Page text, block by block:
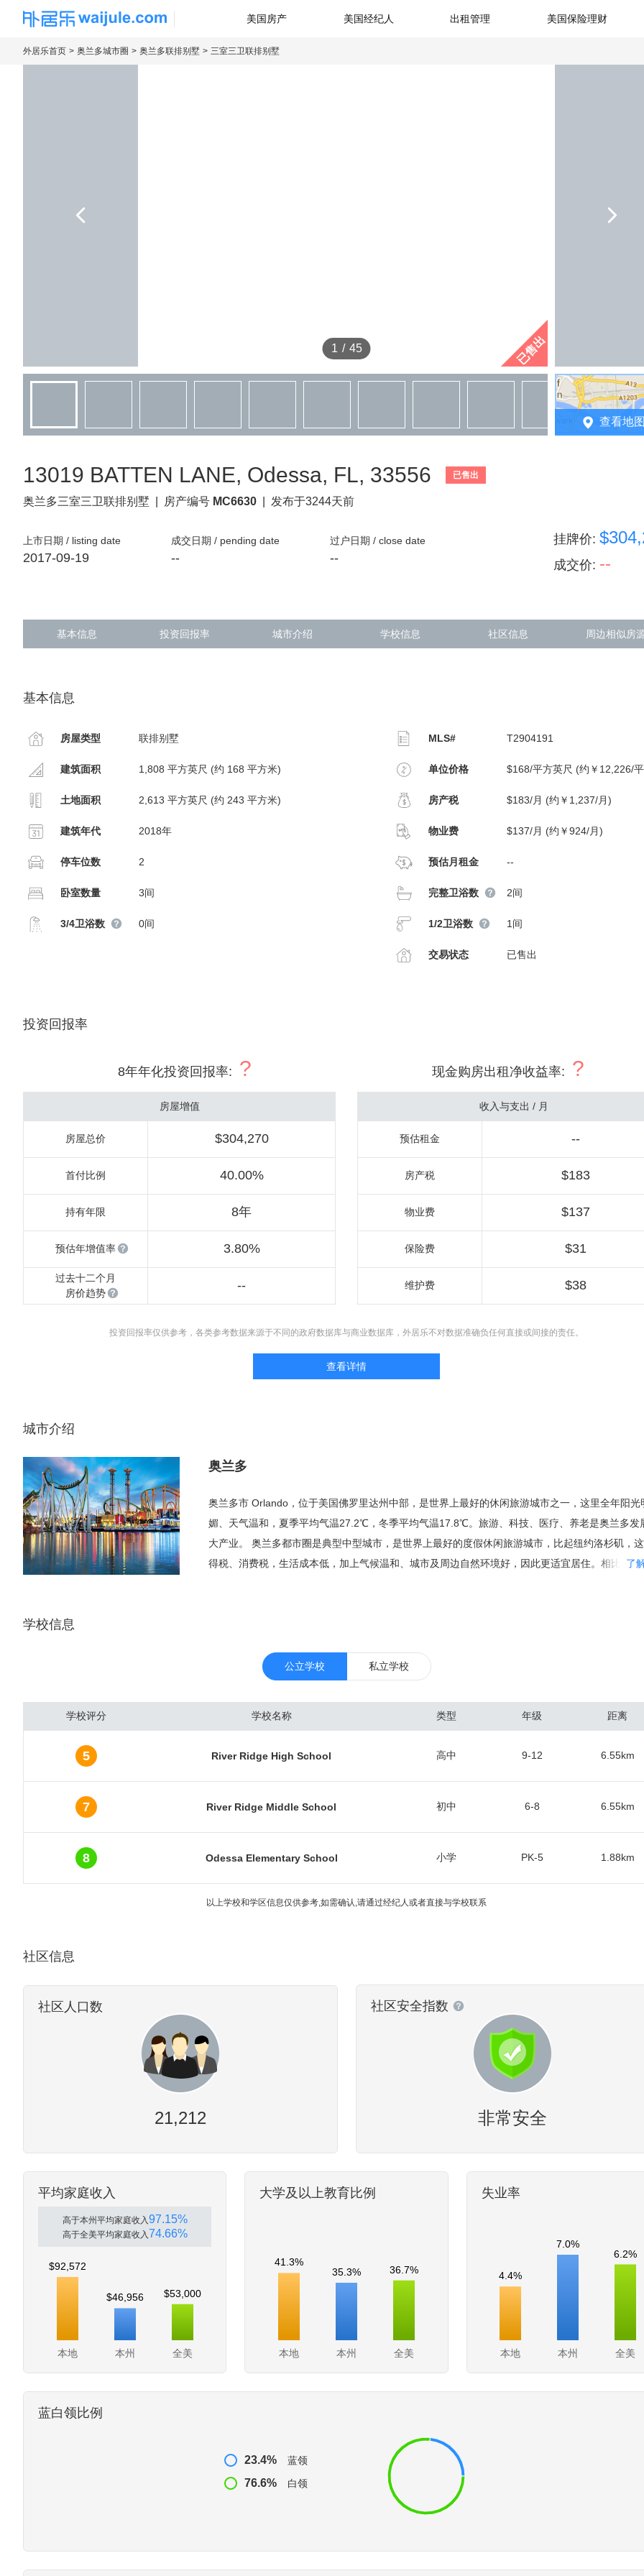
海外房产信息平台
美国房产 美国经纪人 出租管理 美国保险理财
外居乐首页 奥兰多城市圈 奥兰多联排别墅 三室三卫联排别墅
1 / 45 已售出
查看地
13019 BATTEN LANE, Odessa, FL, 33556 已售出
奥兰多三室三卫联排别墅 房产编号 MC6630 发布于3244天前
上市日期 / listing date
2017-09-19
成交日期 / pending date
--
过户日期 / close date
--
挂牌价:
成交价: --
基本信息 投资回报率 城市介绍 学校信息 社区信息 周边相似房
基本信息
房屋类型 联排别墅
建筑面积 1,808 平方英尺 (约 168 平方米)
土地面积 2,613 平方英尺 (约 243 平方米)
建筑年代 2018年
停车位数 2
卧室数量 3间
3/4卫浴数 0间
MLS# T2904191
单位价格 $168/平方英尺 (约￥12,226/
房产税 $183/月 (约￥1,237/月)
物业费 $137/月 (约￥924/月)
预估月租金 --
完整卫浴数 2间
1/2卫浴数 1间
交易状态 已售出
投资回报率
8年年化投资回报率: ? 现金购房出租净收益率: ?
房屋增值
房屋总价 $304,270
首付比例 40.00%
持有年限 8年
预估年增值率 3.80%
过去十二个月
房价趋势
--
收入与支出 / 月
预估租金 --
房产税 $183
物业费 $137
保险费 $31
维护费 $38
投资回报率仅供参考，各类参考数据来源于不同的政府数据库与商业数据库，外居乐不对数据准确负任何直接或间接的责任。
查看详情
城市介绍
奥兰多
奥兰多市 Orlando，位于美国佛罗里达州中部，是世界上最好的休闲旅游城市之一，这里全年阳光
媚、天气温和，夏季平均气温27.2℃，冬季平均气温17.8℃。旅游、科技、医疗、养老是奥兰多发
大产业。 奥兰多都市圈是典型中型城市，是世界上最好的度假休闲旅游城市，比起纽约洛杉矶，
得税、消费税，生活成本低，加上气候温和、城市及周边自然环境好，因此更适宜居住。相比同在
吸引着8000多万游客入境，成就一年52星期不间断的租赁周期。 总体来看，奥兰多作为一个二线
房价并不昂贵。城市圈内最好的房子，集中在奥维耶多（东北）、医疗城（东南）和主题公园区（
南）。这些区域同时也是交易最频繁，涨幅较快的区域。根据当地房产中介协会的数据，佛罗里达
房产受到了海外各国投资人的青睐，人数最多的是加拿大人占到总人数的30%，他们热爱佛州的阳
数近5年快速地增加，已经达到总人数的5.7%。选择的房产多数是独栋别墅和联排别墅，用于出租
报。最新数据显示，奥兰多的房屋中位数挂牌价为17.9万美元，年涨幅2.9%，中位数成交价18.6
元，年涨幅达31.9%。近几年来，很多嗅觉敏锐的华人买家纷纷入场，保守估计生活在奥兰多的华
了
学校信息
公立学校 私立学校
学校评分 学校名称 类型 年级 距离
5 River Ridge High School 高中 9-12 6.55km
7 River Ridge Middle School 初中 6-8 6.55km
8 Odessa Elementary School 小学 PK-5 1.88km
以上学校和学区信息仅供参考,如需确认,请通过经纪人或者直接与学校联系
社区信息
社区人口数
21,212
社区安全指数
非常安全
平均家庭收入
高于本州平均家庭收入97.15%
高于全美平均家庭收入74.66%
本地 本州 全美
$92,572
$46,956 $53,000
大学及以上教育比例
本地 本州 全美
41.3%
35.3%
36.7%
失业率
本地 本州 全美
4.4%
7.0%
6.2%
蓝白领比例
23.4% 蓝领
76.6% 白领